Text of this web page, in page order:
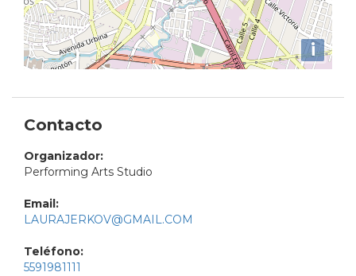
i
Contacto
Organizador:
Performing Arts Studio
Email:
LAURAJERKOV@GMAIL.COM
Teléfono:
5591981111